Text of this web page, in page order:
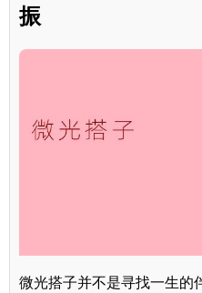
振
微光搭子并不是寻找一生的